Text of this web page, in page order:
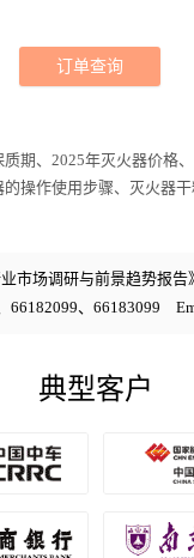
订单查询
期、2025年灭火器价格
操作使用步骤、灭火器
市场调研与前景趋势报告
66182099、66183099
典型客户